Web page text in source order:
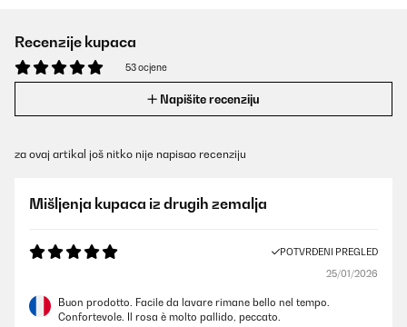
Recenzije kupaca
53 ocjene
Napišite recenziju
za ovaj artikal još nitko nije napisao recenziju
Mišljenja kupaca iz drugih zemalja
POTVRĐENI PREGLED
25/01/2026
Buon prodotto. Facile da lavare rimane bello nel tempo.
Confortevole. Il rosa è molto pallido, peccato.